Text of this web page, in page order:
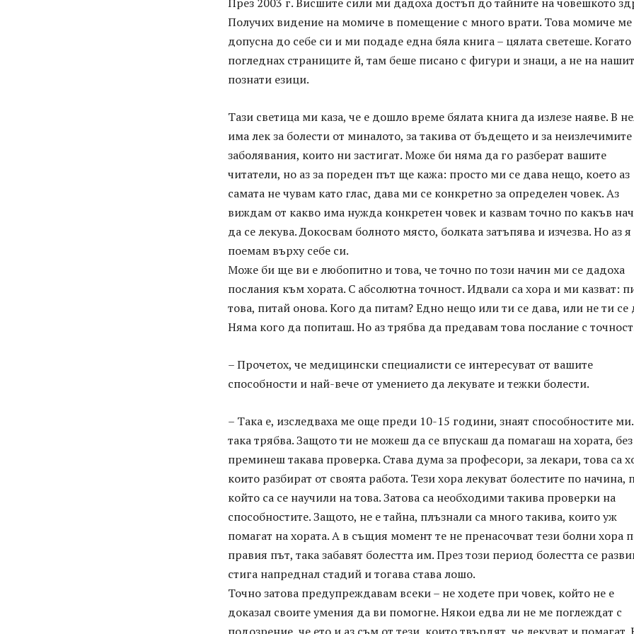
Получих видение на момиче в помещение с много врати. Това момиче ме
допусна до себе си и ми подаде една бяла книга – цялата светеше. Когато
погледнах страниците й, там беше писано с фигури и знаци, а не на
познати езици.
Тази светица ми каза, че е дошло време бялата книга да излезе наяве. В
има лек за болести от миналото, за такива от бъдещето и за неизлечимите
заболявания, които ни застигат. Може би няма да го разберат вашите
читатели, но аз за пореден път ще кажа: просто ми се дава нещо, което аз
самата не чувам като глас, дава ми се конкретно за определен човек. Аз
виждам от какво има нужда конкретен човек и казвам точно по какъв
да се лекува. Докосвам болното място, болката затъпява и изчезва. Но аз я
поемам върху себе си.
Може би ще ви е любопитно и това, че точно по този начин ми се дадоха
послания към хората. С абсолютна точност. Идвали са хора и ми казват:
това, питай онова. Кого да питам? Едно нещо или ти се дава, или не ти се
Няма кого да попиташ. Но аз трябва да предавам това послание с
– Прочетох, че медицински специалисти се интересуват от вашите
способности и най-вече от умението да лекувате и тежки болести.
– Така е, изследваха ме още преди 10-15 години, знаят способностите
така трябва. Защото ти не можеш да се впускаш да помагаш на хората,
преминеш такава проверка. Става дума за професори, за лекари, това са
които разбират от своята работа. Тези хора лекуват болестите по начина,
който са се научили на това. Затова са необходими такива проверки на
способностите. Защото, не е тайна, плъзнали са много такива, които уж
помагат на хората. А в същия момент те не пренасочват тези болни хора
правия път, така забавят болестта им. През този период болестта се
стига напреднал стадий и тогава става лошо.
Точно затова предупреждавам всеки – не ходете при човек, който не е
доказал своите умения да ви помогне. Някои едва ли не ме поглеждат с